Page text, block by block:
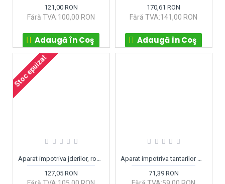
121,00 RON
Fără TVA:100,00 RON
Adaugă în Coş
170,61 RON
Fără TVA:141,00 RON
Adaugă în Coş
Stoc epuizat
127,05 RON
71,39 RON